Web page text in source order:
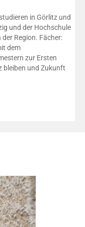
in Görlitz und
und der Hochschule
Region. Fächer:
dem
zur Ersten
bleiben und Zukunft